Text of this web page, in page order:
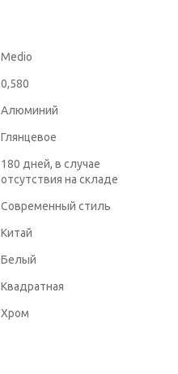
Medio
0,580
Алюминий
Глянцевое
180 дней, в случае
отсутствия на складе
Современный стиль
Китай
Белый
Квадратная
Хром